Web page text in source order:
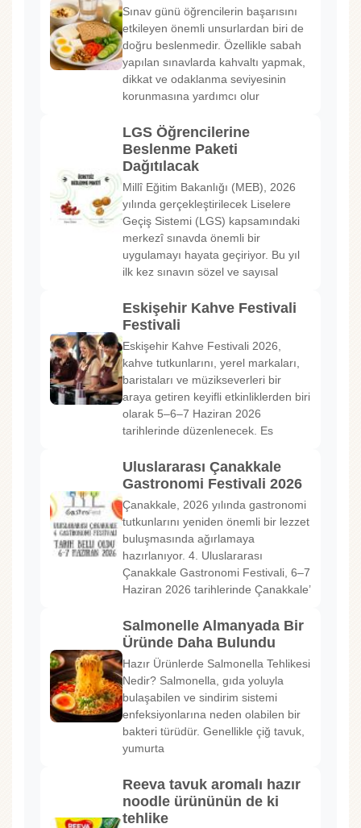
Sınav günü öğrencilerin başarısını
etkileyen önemli unsurlardan biri de
doğru beslenmedir. Özellikle sabah
yapılan sınavlarda kahvaltı yapmak,
dikkat ve odaklanma seviyesinin
korunmasına yardımcı olur
LGS Öğrencilerine
Beslenme Paketi
Dağıtılacak
Millî Eğitim Bakanlığı (MEB), 2026
yılında gerçekleştirilecek Liselere
Geçiş Sistemi (LGS) kapsamındaki
merkezî sınavda önemli bir
uygulamayı hayata geçiriyor. Bu yıl
ilk kez sınavın sözel ve sayısal
Eskişehir Kahve Festivali
Festivali
Eskişehir Kahve Festivali 2026,
kahve tutkunlarını, yerel markaları,
baristaları ve müzikseverleri bir
araya getiren keyifli etkinliklerden biri
olarak 5–6–7 Haziran 2026
tarihlerinde düzenlenecek. Es
Uluslararası Çanakkale
Gastronomi Festivali 2026
Çanakkale, 2026 yılında gastronomi
tutkunlarını yeniden önemli bir lezzet
buluşmasında ağırlamaya
hazırlanıyor. 4. Uluslararası
Çanakkale Gastronomi Festivali, 6–7
Haziran 2026 tarihlerinde Çanakkale’
Salmonelle Almanyada Bir
Üründe Daha Bulundu
Hazır Ürünlerde Salmonella Tehlikesi
Nedir? Salmonella, gıda yoluyla
bulaşabilen ve sindirim sistemi
enfeksiyonlarına neden olabilen bir
bakteri türüdür. Genellikle çiğ tavuk,
yumurta
Reeva tavuk aromalı hazır
noodle ürününün de ki
tehlike